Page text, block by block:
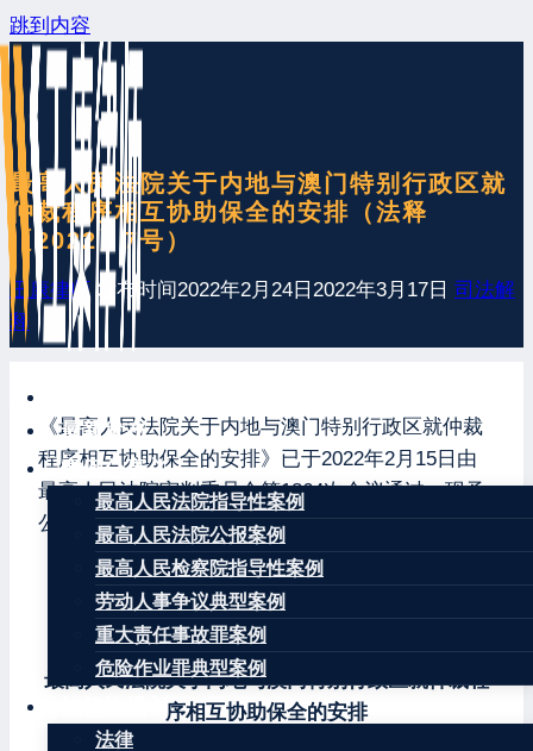
跳到内容
最新发布
案例分享
最高人民法院指导性案例
最高人民法院公报案例
最高人民检察院指导性案例
劳动人事争议典型案例
重大责任事故罪案例
危险作业罪典型案例
法律
最高人民法院关于内地与澳门特别行政区就
仲裁程序相互协助保全的安排（法释
〔2022〕7号）
王康律师 发布时间2022年2月24日 2022年3月17日 司法解
释
《最高人民法院关于内地与澳门特别行政区就仲裁
程序相互协助保全的安排》已于2022年2月15日由
最高人民法院审判委员会第1864次会议通过，现予
公布，自2022年3月25日起施行。
最高人民法院关于内地与澳门特别行政区就仲裁程
序相互协助保全的安排